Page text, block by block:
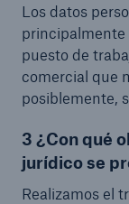
Los datos
principalmente
puesto de
comercial que
posiblemente,
3 ¿Con qué
jurídico se
Realizamos el